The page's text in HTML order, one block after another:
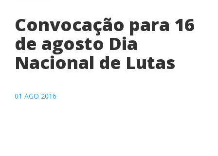
Convocação para 16
de agosto Dia
Nacional de Lutas
01 AGO 2016